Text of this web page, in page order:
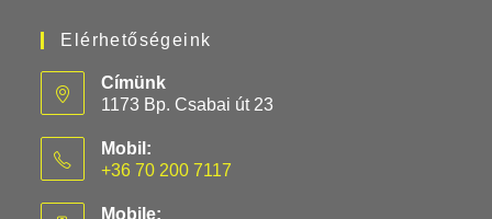
Elérhetőségeink
Címünk
1173 Bp. Csabai út 23
Mobil:
+36 70 200 7117
Mobile: